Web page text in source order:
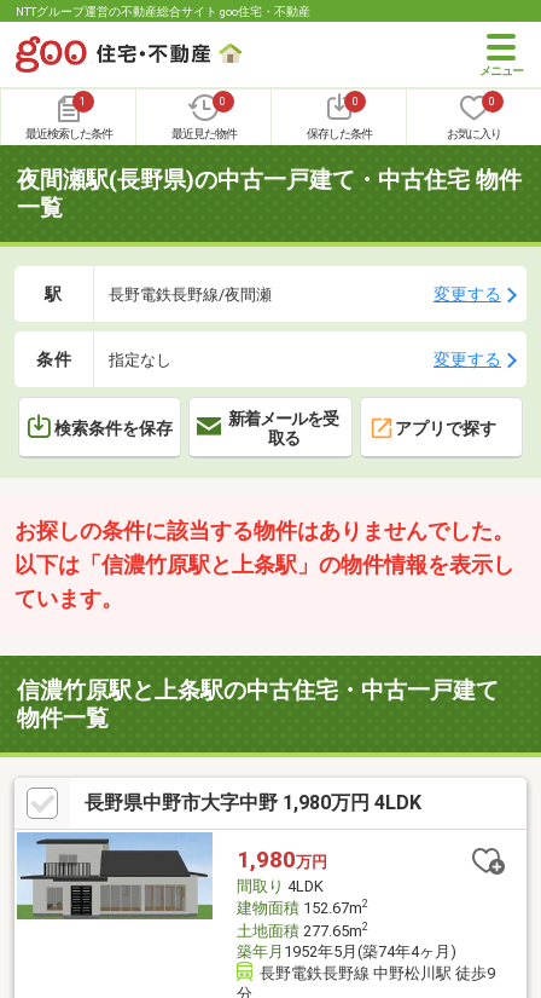
NTTグループ運営の不動産総合サイト goo住宅・不動産
1
最近検索した条件
0
最近見た物件
0
保存した条件
0
お気に入り
夜間瀬駅(長野県)の中古一戸建て・中古住宅 物件
一覧
駅 長野電鉄長野線/夜間瀬 変更する
条件 指定なし 変更する
検索条件を保存
新着メールを受
取る
アプリで探す
お探しの条件に該当する物件はありませんでした。
以下は「信濃竹原駅と上条駅」の物件情報を表示し
ています。
信濃竹原駅と上条駅の中古住宅・中古一戸建て
物件一覧
長野県中野市大字中野 1,980万円 4LDK
1,980万円
間取り 4LDK
建物面積152.67m2
土地面積277.65m2
築年月 1952年5月(築74年4ヶ月)
長野電鉄長野線 中野松川駅 徒歩9
分